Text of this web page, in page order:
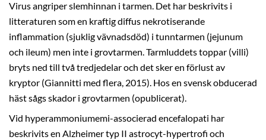
Virus angriper slemhinnan i tarmen. Det har beskrivits i
litteraturen som en kraftig diffus nekrotiserande
inflammation (sjuklig vävnadsdöd) i tunntarmen (jejunum
och ileum) men inte i grovtarmen. Tarmluddets toppar (villi)
bryts ned till två tredjedelar och det sker en förlust av
kryptor (Giannitti med flera, 2015). Hos en svensk obducerad
häst sågs skador i grovtarmen (opublicerat).
Vid hyperammoniumemi-associerad encefalopati har
beskrivits en Alzheimer typ II astrocyt-hypertrofi och